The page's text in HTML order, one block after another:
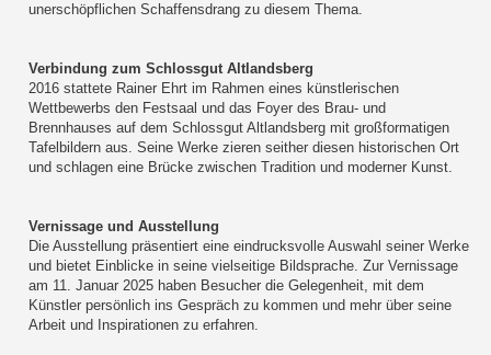
unerschöpflichen Schaffensdrang zu diesem Thema.
Verbindung zum Schlossgut Altlandsberg
2016 stattete Rainer Ehrt im Rahmen eines künstlerischen
Wettbewerbs den Festsaal und das Foyer des Brau- und
Brennhauses auf dem Schlossgut Altlandsberg mit großformatigen
Tafelbildern aus. Seine Werke zieren seither diesen historischen Ort
und schlagen eine Brücke zwischen Tradition und moderner Kunst.
Vernissage und Ausstellung
Die Ausstellung präsentiert eine eindrucksvolle Auswahl seiner Werke
und bietet Einblicke in seine vielseitige Bildsprache. Zur Vernissage
am 11. Januar 2025 haben Besucher die Gelegenheit, mit dem
Künstler persönlich ins Gespräch zu kommen und mehr über seine
Arbeit und Inspirationen zu erfahren.